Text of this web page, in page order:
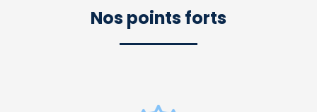
Nos points forts